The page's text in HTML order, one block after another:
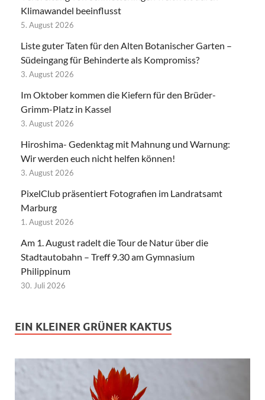
Klimawandel beeinflusst
5. August 2026
Liste guter Taten für den Alten Botanischer Garten –
Südeingang für Behinderte als Kompromiss?
3. August 2026
Im Oktober kommen die Kiefern für den Brüder-
Grimm-Platz in Kassel
3. August 2026
Hiroshima- Gedenktag mit Mahnung und Warnung:
Wir werden euch nicht helfen können!
3. August 2026
PixelClub präsentiert Fotografien im Landratsamt
Marburg
1. August 2026
Am 1. August radelt die Tour de Natur über die
Stadtautobahn – Treff 9.30 am Gymnasium
Philippinum
30. Juli 2026
EIN KLEINER GRÜNER KAKTUS